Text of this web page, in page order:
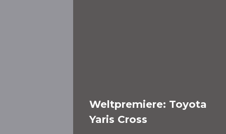
Weltpremiere: Toyota
Yaris Cross